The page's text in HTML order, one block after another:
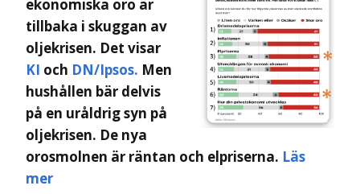
ekonomiska oro är
tillbaka i skuggan av
oljekrisen. Det visar
KI och DN/Ipsos. Men
hushållen bär delvis
på en uråldrig syn på
oljekrisen. De nya
orosmolnen är räntan och elpriserna. Läs
mer